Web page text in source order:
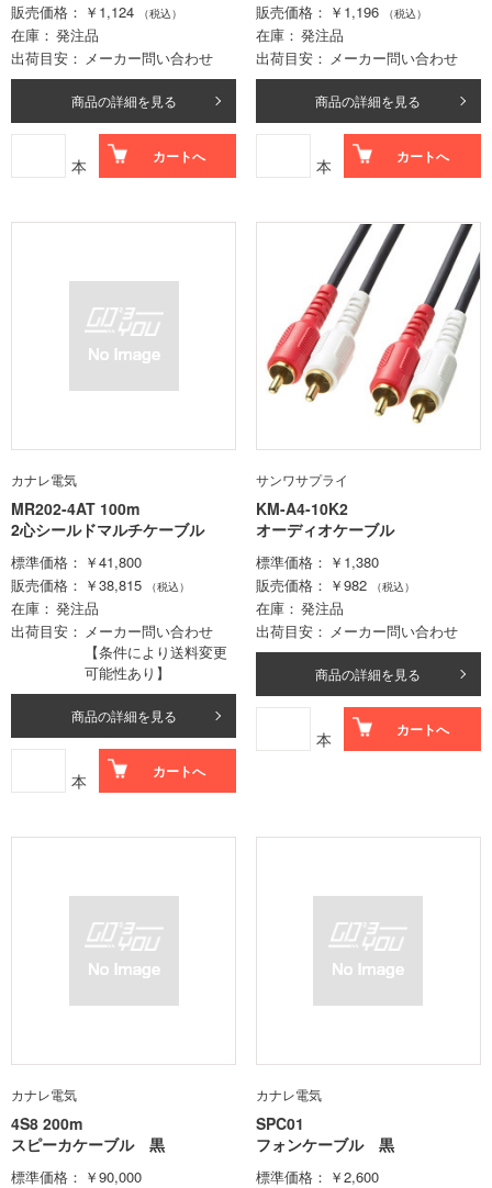
販売価格
￥1,124 （税込）
在庫
発注品
出荷目安
メーカー問い合わせ
商品の詳細を見る
本 カートへ
販売価格
￥1,196 （税込）
在庫
発注品
出荷目安
メーカー問い合わせ
商品の詳細を見る
本 カートへ
カナレ電気
MR202-4AT 100m
2心シールドマルチケーブル
標準価格
￥41,800
販売価格
￥38,815 （税込）
在庫
発注品
出荷目安
メーカー問い合わせ
【条件により送料変更
可能性あり】
商品の詳細を見る
本 カートへ
サンワサプライ
KM-A4-10K2
オーディオケーブル
標準価格
￥1,380
販売価格
￥982 （税込）
在庫
発注品
出荷目安
メーカー問い合わせ
商品の詳細を見る
本 カートへ
カナレ電気
4S8 200m
スピーカケーブル 黒
標準価格
￥90,000
カナレ電気
SPC01
フォンケーブル 黒
標準価格
￥2,600